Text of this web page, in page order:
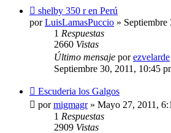
shelby 350 r en Perú
porLuisLamasPuccio »
1 Respuestas
2660 Vistas
Último mensaje porezvelarde
Septiembre 30, 2011, 10:45
Escuderia los Galgos
pormigmagr» Mayo 27, 2011,
1 Respuestas
2909 Vistas